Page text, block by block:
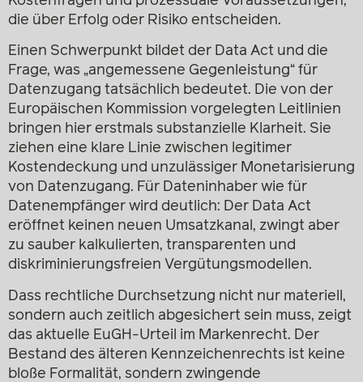
die über Erfolg oder Risiko entscheiden.
Einen Schwerpunkt bildet der Data Act und die
Frage, was „angemessene Gegenleistung“ für
Datenzugang tatsächlich bedeutet. Die von der
Europäischen Kommission vorgelegten Leitlinien
bringen hier erstmals substanzielle Klarheit. Sie
ziehen eine klare Linie zwischen legitimer
Kostendeckung und unzulässiger Monetarisierung
von Datenzugang. Für Dateninhaber wie für
Datenempfänger wird deutlich: Der Data Act
eröffnet keinen neuen Umsatzkanal, zwingt aber
zu sauber kalkulierten, transparenten und
diskriminierungsfreien Vergütungsmodellen.
Dass rechtliche Durchsetzung nicht nur materiell,
sondern auch zeitlich abgesichert sein muss, zeigt
das aktuelle EuGH-Urteil im Markenrecht. Der
Bestand des älteren Kennzeichenrechts ist keine
bloße Formalität, sondern zwingende